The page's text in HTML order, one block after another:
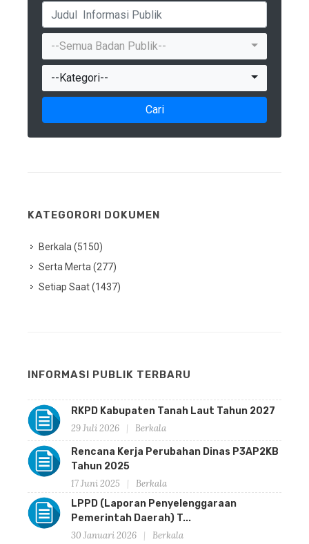
--Semua Badan Publik--
--Kategori--
Cari
KATEGORORI DOKUMEN
Berkala (5150)
Serta Merta (277)
Setiap Saat (1437)
INFORMASI PUBLIK TERBARU
RKPD Kabupaten Tanah Laut Tahun 2027
29 Juli 2026
Berkala
Rencana Kerja Perubahan Dinas P3AP2KB
Tahun 2025
17 Juni 2025
Berkala
LPPD (Laporan Penyelenggaraan
Pemerintah Daerah) T...
30 Januari 2026
Berkala